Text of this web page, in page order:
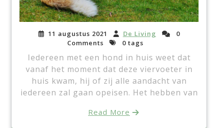
11 augustus 2021 De Living
0
Comments
0 tags
Iedereen met een hond in huis weet dat
vanaf het moment dat deze viervoeter in
huis kwam, hij of zij alle aandacht van
iedereen zal gaan opeisen. Het hebben van
Read More